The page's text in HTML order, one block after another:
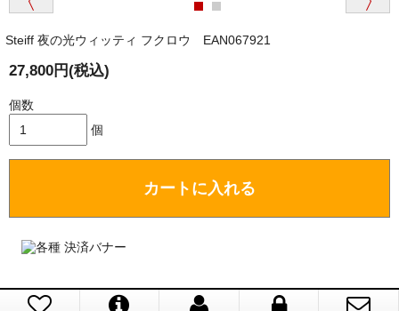
か？
国内で一度検品をしますので、決済確認後、２～４
週間でのお届けとなります。
（稀に、通関手続き等に時間がかかり、納期が遅れる
ます。）
注文のキャンセルは可能ですか？
お取り寄せ商品となっておりますため、仕入先へ発
兵庫県 A・K 様 （女性）
「ベアちゃんの紹介分が丁寧に書かれていたこ
き、対応に誠実さを感じました」
Steiff 夜の光ウィッティ フクロウ EAN067921
27,800円(税込)
個数
個
カートに入れる